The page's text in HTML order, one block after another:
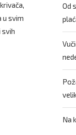
u svim
svih
Od
Na